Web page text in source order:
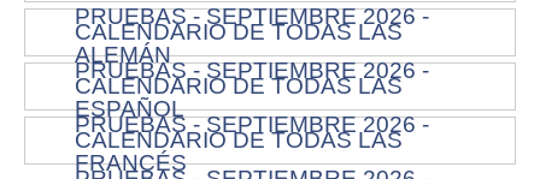
PRUEBAS - SEPTIEMBRE 2026 -
ALEMÁN
CALENDARIO DE TODAS LAS
PRUEBAS - SEPTIEMBRE 2026 -
ESPAÑOL
CALENDARIO DE TODAS LAS
PRUEBAS - SEPTIEMBRE 2026 -
FRANCÉS
CALENDARIO DE TODAS LAS